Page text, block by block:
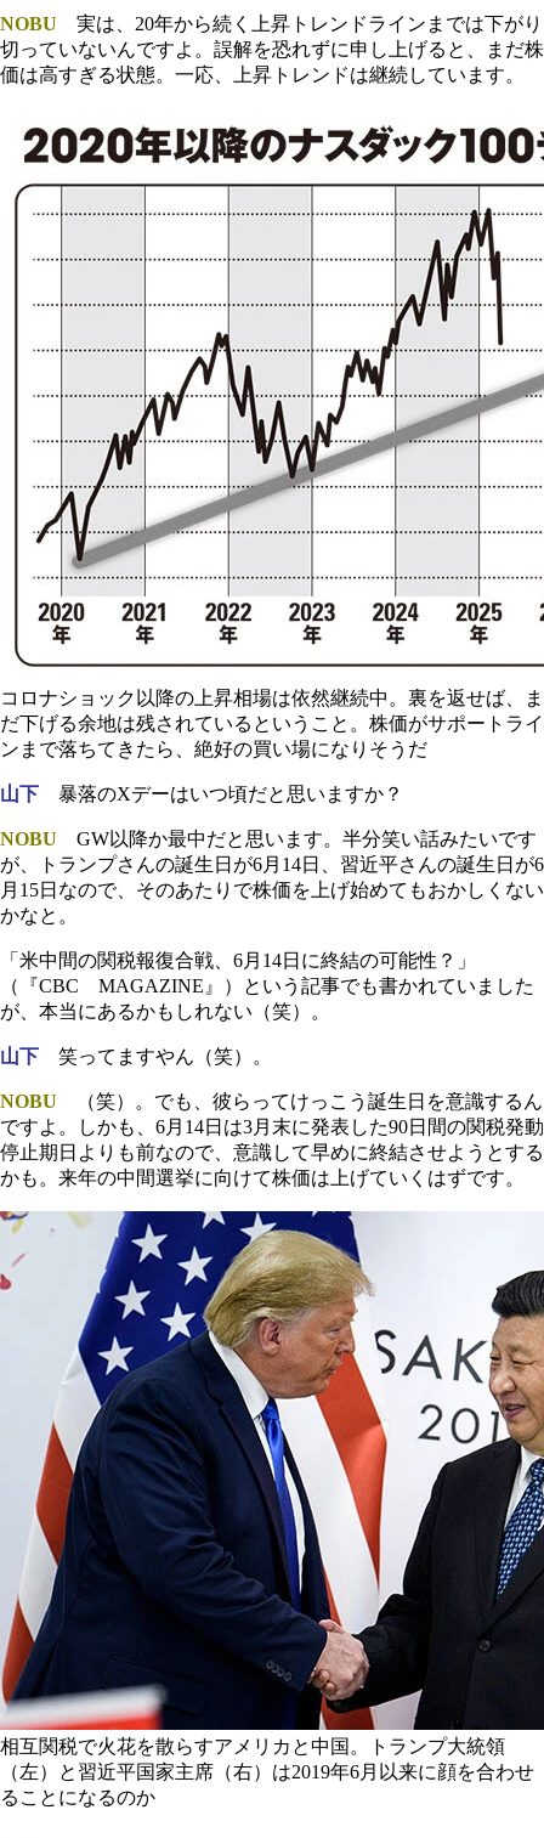
NOBU 実は、20年から続く上昇トレンドラインまでは下がり
切っていないんですよ。誤解を恐れずに申し上げると、まだ株
価は高すぎる状態。一応、上昇トレンドは継続しています。
コロナショック以降の上昇相場は依然継続中。裏を返せば、ま
だ下げる余地は残されているということ。株価がサポートライ
ンまで落ちてきたら、絶好の買い場になりそうだ
山下 暴落のXデーはいつ頃だと思いますか？
NOBU GW以降か最中だと思います。半分笑い話みたいです
が、トランプさんの誕生日が6月14日、習近平さんの誕生日が6
月15日なので、そのあたりで株価を上げ始めてもおかしくない
かなと。
「米中間の関税報復合戦、6月14日に終結の可能性？」
（『CBC MAGAZINE』）という記事でも書かれていました
が、本当にあるかもしれない（笑）。
山下 笑ってますやん（笑）。
NOBU （笑）。でも、彼らってけっこう誕生日を意識するん
ですよ。しかも、6月14日は3月末に発表した90日間の関税発動
停止期日よりも前なので、意識して早めに終結させようとする
かも。来年の中間選挙に向けて株価は上げていくはずです。
相互関税で火花を散らすアメリカと中国。トランプ大統領
（左）と習近平国家主席（右）は2019年6月以来に顔を合わせ
ることになるのか